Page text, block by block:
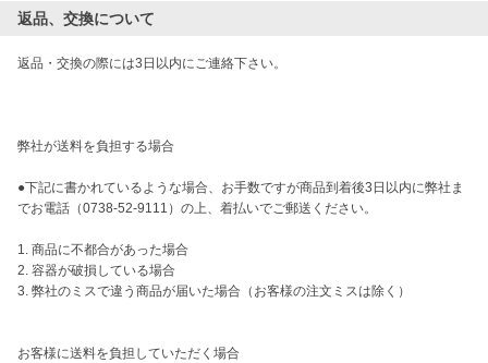
返品、交換について
返品・交換の際には3日以内にご連絡下さい。
弊社が送料を負担する場合
●下記に書かれているような場合、お手数ですが商品到着後3日以内に弊社ま
でお電話（0738-52-9111）の上、着払いでご郵送ください。
1. 商品に不都合があった場合
2. 容器が破損している場合
3. 弊社のミスで違う商品が届いた場合（お客様の注文ミスは除く）
お客様に送料を負担していただく場合